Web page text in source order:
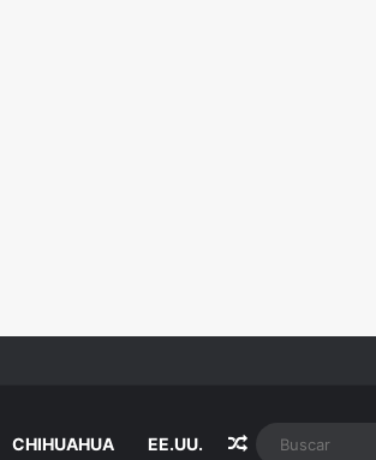
CHIHUAHUA EE.UU. Random Article